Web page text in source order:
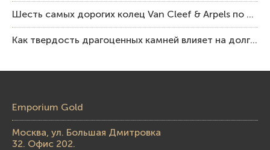
Шесть самых дорогих колец Van Cleef & Arpels по итогам аукционов Sotheby’s
Как твердость драгоценных камней влияет на долговечность ювелирных изделий
Emporium Gold
Москва, ул. Большая Дмитровка
32. Офис 202.